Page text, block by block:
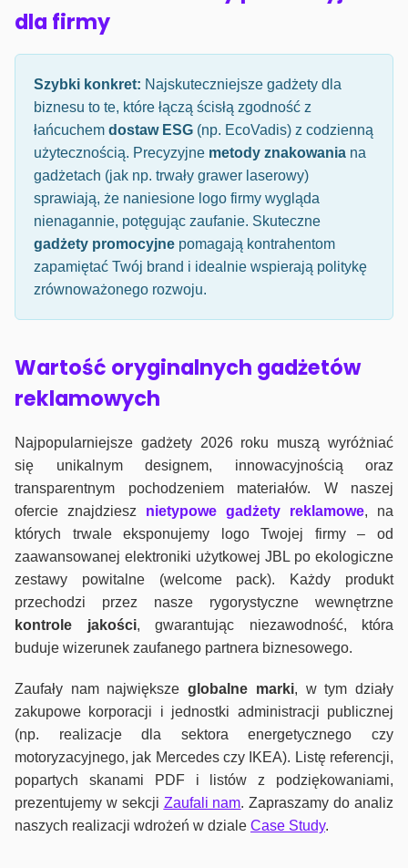
dla firmy
Szybki konkret: Najskuteczniejsze gadżety dla
biznesu to te, które łączą ścisłą zgodność z
łańcuchem dostaw ESG (np. EcoVadis) z codzienną
użytecznością. Precyzyjne metody znakowania na
gadżetach (jak np. trwały grawer laserowy)
sprawiają, że naniesione logo firmy wygląda
nienagannie, potęgując zaufanie. Skuteczne
gadżety promocyjne pomagają kontrahentom
zapamiętać Twój brand i idealnie wspierają politykę
zrównoważonego rozwoju.
Wartość oryginalnych gadżetów
reklamowych
Najpopularniejsze gadżety 2026 roku muszą wyróżniać
się unikalnym designem, innowacyjnością oraz
transparentnym pochodzeniem materiałów. W naszej
ofercie znajdziesz nietypowe gadżety reklamowe, na
których trwale eksponujemy logo Twojej firmy – od
zaawansowanej elektroniki użytkowej JBL po ekologiczne
zestawy powitalne (welcome pack). Każdy produkt
przechodzi przez nasze rygorystyczne wewnętrzne
kontrole jakości, gwarantując niezawodność, która
buduje wizerunek zaufanego partnera biznesowego.
Zaufały nam największeglobalne marki, w tym działy
zakupowe korporacji i jednostki administracji publicznej
(np. realizacje dla sektora energetycznego czy
motoryzacyjnego, jak Mercedes czy IKEA). Listę referencji,
popartych skanami PDF i listów z podziękowaniami,
prezentujemy w sekcji Zaufali nam. Zapraszamy do analiz
naszych realizacji wdrożeń w dziale Case Study.